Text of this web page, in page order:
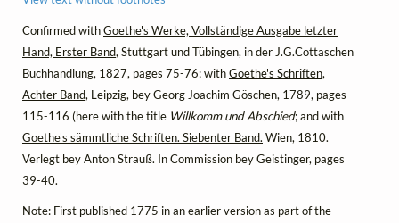
Confirmed withGoethe's Werke, Vollständige Ausgabe letzter
Hand, Erster Band, Stuttgart und Tübingen, in der J.G.Cottaschen
Buchhandlung, 1827, pages 75-76; withGoethe's Schriften,
Achter Band, Leipzig, bey Georg Joachim Göschen, 1789, pages
115-116 (here with the title Willkomm und Abschied; and with
Goethe's sämmtliche Schriften. Siebenter Band. Wien, 1810.
Verlegt bey Anton Strauß. In Commission bey Geistinger, pages
39-40.
Note: First published 1775 in an earlier version as part of the